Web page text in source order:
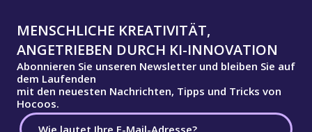
MENSCHLICHE KREATIVITÄT,
ANGETRIEBEN DURCH KI-INNOVATION
Abonnieren Sie unseren Newsletter und bleiben Sie auf
dem Laufenden
mit den neuesten Nachrichten, Tipps und Tricks von
Hocoos.